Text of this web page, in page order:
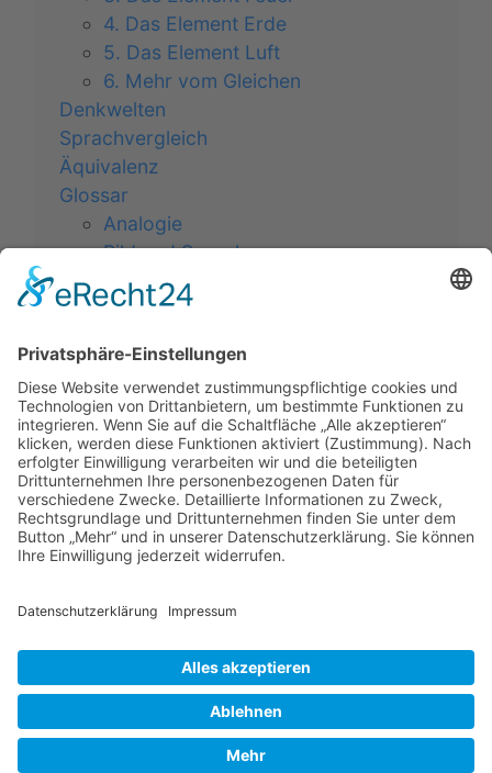
4. Das Element Erde
5. Das Element Luft
6. Mehr vom Gleichen
Denkwelten
Sprachvergleich
Äquivalenz
Glossar
Analogie
Bild und Sprache
Metapher
Phraseologie
Visualisierung
Literatur
Bildnachweis
Kontakt
Copyright 2019 - 2023WAK / Prof. Dr. Annely
Rothkegel
powered bypfpro
Datenschutz|